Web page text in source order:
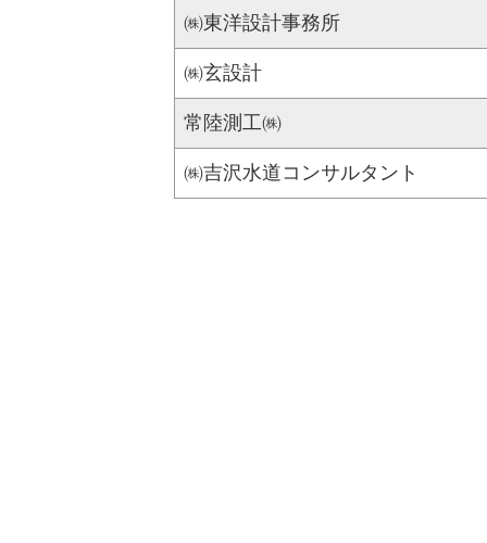
㈱東洋設計事務所
㈱玄設計
常陸測工㈱
㈱吉沢水道コンサルタント